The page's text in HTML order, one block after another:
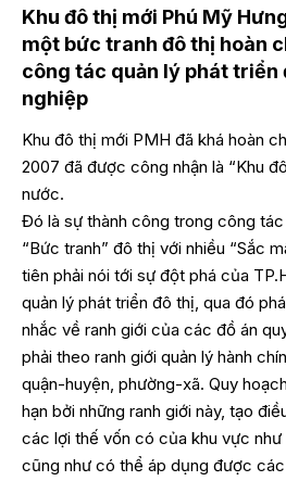
Khu đô thị mới Phú Mỹ
một bức tranh đô thị hoàn
công tác quản lý phát triển
nghiệp
Khu đô thị mới PMH đã khá hoàn
2007 đã được công nhận là “Khu
nước.
Đó là sự thành công trong công
“Bức tranh” đô thị với nhiều “Sắc
tiên phải nói tới sự đột phá của
quản lý phát triển đô thị, qua đó
nhắc về ranh giới của các đồ án
phải theo ranh giới quản lý hành
quận-huyện, phường-xã. Quy
hạn bởi những ranh giới này, tạo
các lợi thế vốn có của khu vực
cũng như có thể áp dụng được